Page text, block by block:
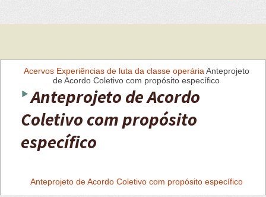
Acervos Experiências de luta da classe operária Anteprojeto
de Acordo Coletivo com propósito específico
Anteprojeto de Acordo
Coletivo com propósito
específico
Anteprojeto de Acordo Coletivo com propósito específico